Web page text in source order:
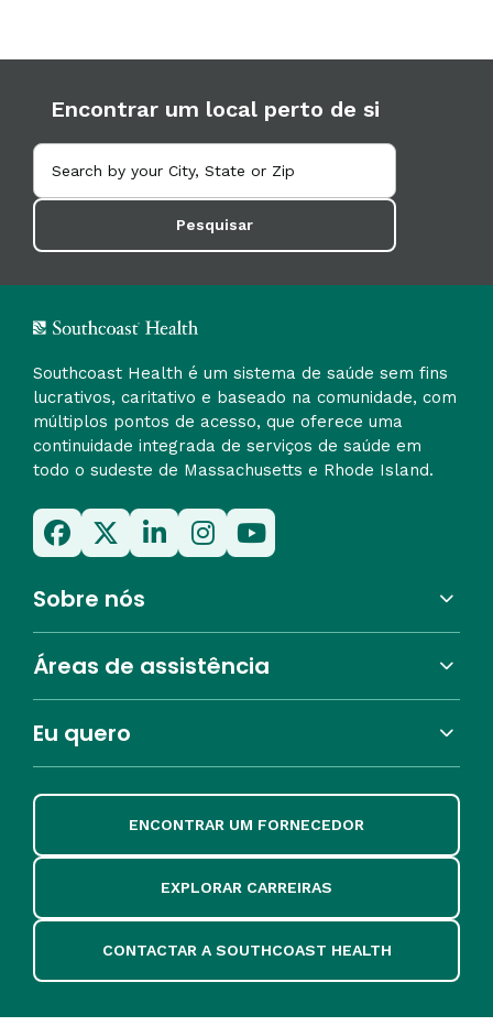
Encontrar um local perto de si
Pesquisar
Southcoast Health é um sistema de saúde sem fins
lucrativos, caritativo e baseado na comunidade, com
múltiplos pontos de acesso, que oferece uma
continuidade integrada de serviços de saúde em
todo o sudeste de Massachusetts e Rhode Island.
Sobre nós
Áreas de assistência
Eu quero
ENCONTRAR UM FORNECEDOR
EXPLORAR CARREIRAS
CONTACTAR A SOUTHCOAST HEALTH